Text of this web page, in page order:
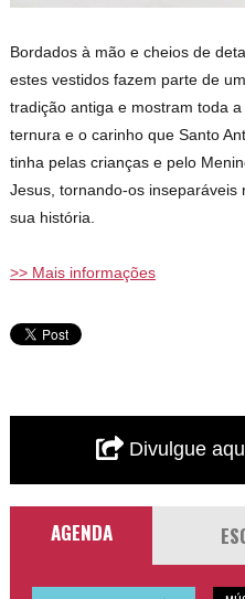
Bordados à mão e cheios de
estes vestidos fazem parte de
tradição antiga e mostram toda a
ternura e o carinho que Santo
tinha pelas crianças e pelo
Jesus, tornando-os inseparáveis
sua história.
>> Mais informações
Divulgue
AGENDA